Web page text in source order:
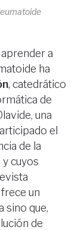
a
ha
, catedrático
de
una
el
de la
y cuyos
un
sino que,
de